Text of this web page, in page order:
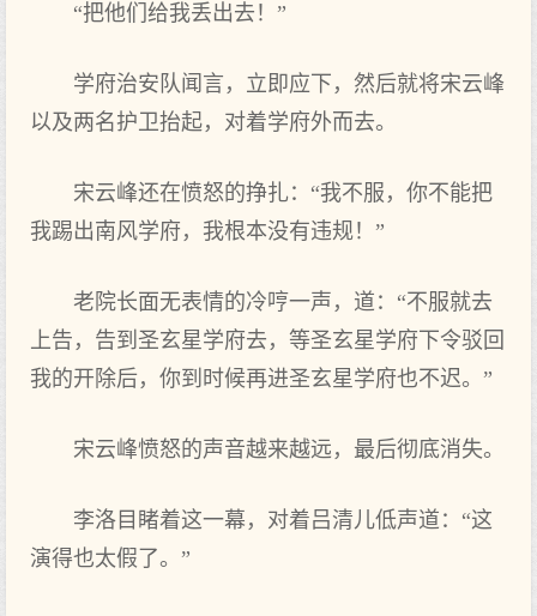
“把他们给我丢出去！”
学府治安队闻言，立即应下，然后就将宋云峰
以及两名护卫抬起，对着学府外而去。
宋云峰还在愤怒的挣扎：“我不服，你不能把
我踢出南风学府，我根本没有违规！”
老院长面无表情的冷哼一声，道：“不服就去
上告，告到圣玄星学府去，等圣玄星学府下令驳回
我的开除后，你到时候再进圣玄星学府也不迟。”
宋云峰愤怒的声音越来越远，最后彻底消失。
李洛目睹着这一幕，对着吕清儿低声道：“这
演得也太假了。”